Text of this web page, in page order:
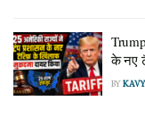
के नए
BY